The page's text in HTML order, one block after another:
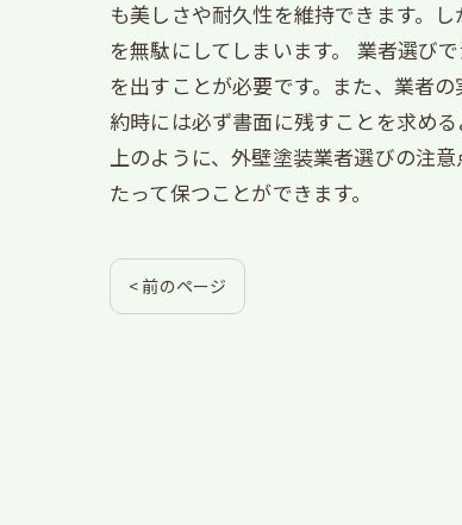
も美しさや耐久性を維持できます。
を無駄にしてしまいます。 業者選び
を出すことが必要です。また、業者
約時には必ず書面に残すことを求め
上のように、外壁塗装業者選びの注
たって保つことができます。
< 前のページ